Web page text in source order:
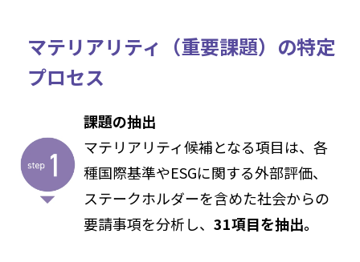
マテリアリティ（重要課題）の特定
プロセス
課題の抽出
マテリアリティ候補となる項目は、各
種国際基準やESGに関する外部評価、
ステークホルダーを含めた社会からの
要請事項を分析し、 31項目を抽出。